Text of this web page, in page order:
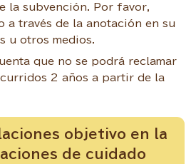
la subvención. Por favor,
a través de la anotación en su
u otros medios.
que no se podrá reclamar
2 años a partir de la
objetivo en la
de cuidado